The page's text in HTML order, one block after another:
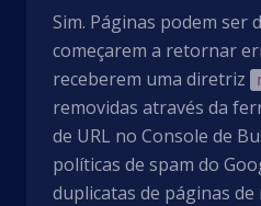
Sim. Páginas podem ser
começarem a retornar
receberem uma diretriz
removidas através da
de URL no Console de
políticas de spam do
duplicatas de páginas